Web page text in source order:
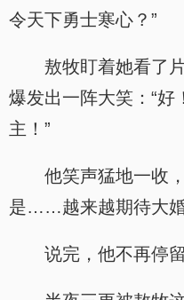
令天下勇士寒心？”
敖牧盯着她看了
爆发出一阵大笑：“好
主！”
他笑声猛地一收
是……越来越期待大婚
说完，他不再停